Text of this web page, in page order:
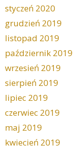
styczeń 2020
grudzień 2019
listopad 2019
październik 2019
wrzesień 2019
sierpień 2019
lipiec 2019
czerwiec 2019
maj 2019
kwiecień 2019